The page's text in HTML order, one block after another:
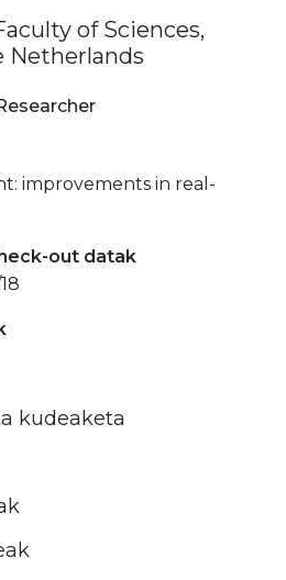
of Sciences,
Netherlands
improvements in real-
out datak
kudeaketa